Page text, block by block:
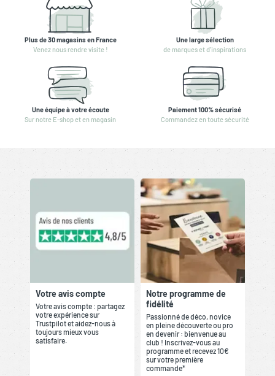
Plus de 30 magasins en France
Venez nous rendre visite !
Une large sélection
de marques et d'inspirations
Une équipe à votre écoute
Sur notre E-shop et en magasin
Paiement 100% sécurisé
Commandez en toute sécurité
Votre avis compte
Votre avis compte : partagez
votre expérience sur
Trustpilot et aidez-nous à
toujours mieux vous
satisfaire.
Notre programme de
fidélité
Passionné de déco, novice
en pleine découverte ou pro
en devenir : bienvenue au
club ! Inscrivez-vous au
programme et recevez 10€
sur votre première
commande*